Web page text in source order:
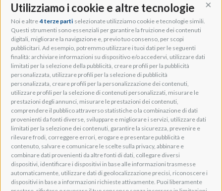
Utilizziamo i cookie e altre tecnologie
Noi e altre 4 terze parti selezionate utilizziamo cookie e tecnologie simili.
Questi strumenti sono essenziali per garantire la fruizione dei contenuti
digitali, migliorare la navigazione e, previo tuo consenso, per scopi
pubblicitari. Ad esempio, potremmo utilizzare i tuoi dati per le seguenti
finalità: archiviare informazioni su dispositivo e/o accedervi, utilizzare dati
limitati per la selezione della pubblicità, creare profili per la pubblicità
personalizzata, utilizzare profili per la selezione di pubblicità
personalizzata, creare profili per la personalizzazione dei contenuti,
utilizzare profili per la selezione di contenuti personalizzati, misurare le
prestazioni degli annunci, misurare le prestazioni dei contenuti,
comprendere il pubblico attraverso statistiche o la combinazione di dati
provenienti da fonti diverse, sviluppare e migliorare i servizi, utilizzare dati
limitati per la selezione dei contenuti, garantire la sicurezza, prevenire e
rilevare frodi, correggere errori, erogare e presentare pubblicità e
contenuto, salvare e comunicare le scelte sulla privacy, abbinare e
combinare dati provenienti da altre fonti di dati, collegare diversi
dispositivi, identificare i dispositivi in base alle informazioni trasmesse
automaticamente, utilizzare dati di geolocalizzazione precisi, riconoscere i
dispositivi in base a informazioni richieste attivamente. Puoi liberamente
Adeo Group S.r.l.
Via della Zarga, 50
Lavis, 38015 TN, Italy
Tel: +39 0461 248211
P.IVA: IT01262500224
PEC: pec@pec.adeogroup.it
SDI: T04ZHR3
info@adeogroup.it
Adeo ProAV
Adeo HomeAV
Adeo Screen
Screen Research
Adeum Cinema Suite